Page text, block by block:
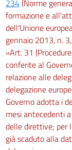
234(Norme
formazione e
dell'Unione
gennaio 2013, n.
«Art. 31
conferite al
relazione alle
delegazione
Governo adotta i
mesi antecedenti
delle direttive; per
già scaduto alla